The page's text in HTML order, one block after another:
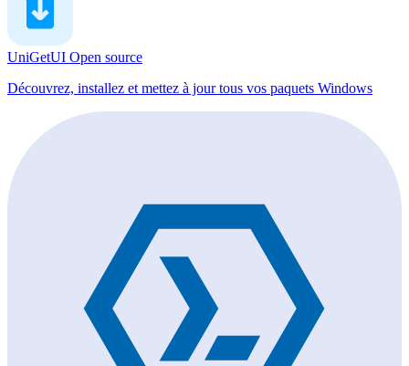
UniGetUI Open source
Découvrez, installez et mettez à jour tous vos paquets Windows